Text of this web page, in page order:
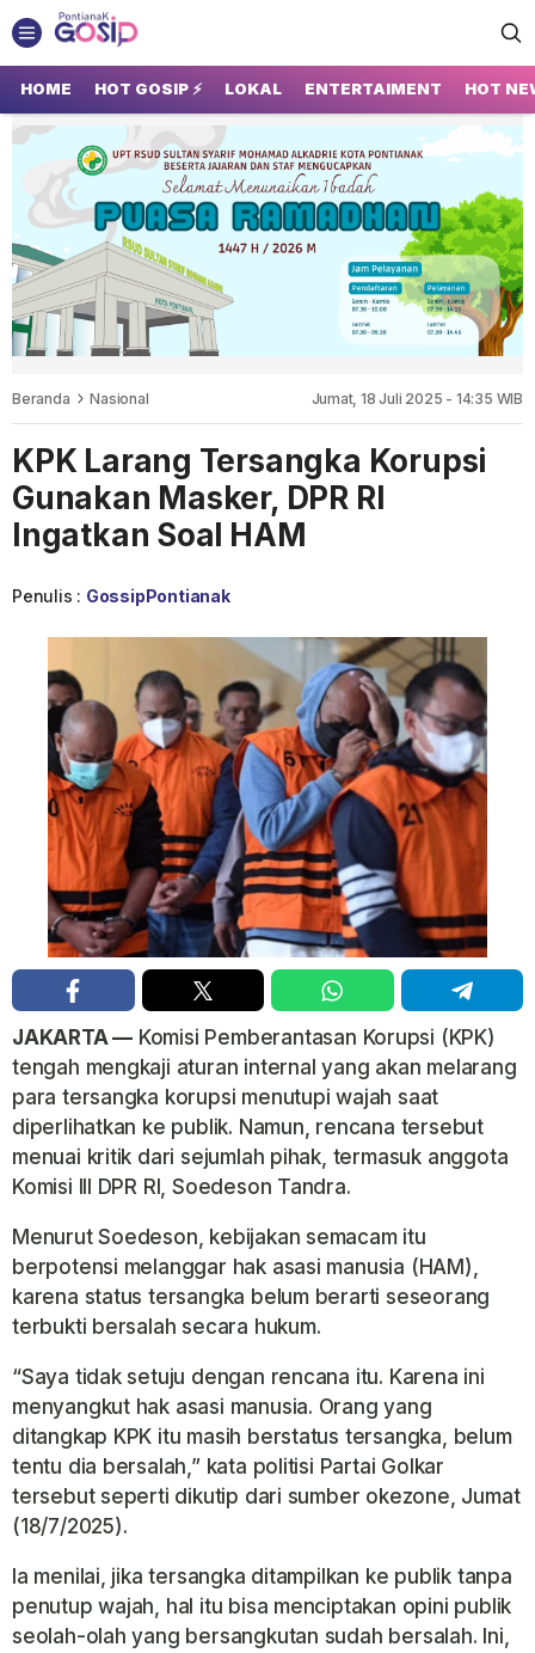
GOSIP PONTIANAK
Tempatnya Gosip Terupdate Pontianak
HOME HOT GOSIP ⚡ LOKAL ENTERTAIMENT HOT
Beranda Nasional Jumat, 18 Juli 2025 - 14:35 WIB
KPK Larang Tersangka Korupsi
Gunakan Masker, DPR RI
Ingatkan Soal HAM
Penulis : GossipPontianak
JAKARTA — Komisi Pemberantasan Korupsi (KPK)
tengah mengkaji aturan internal yang akan melarang
para tersangka korupsi menutupi wajah saat
diperlihatkan ke publik. Namun, rencana tersebut
menuai kritik dari sejumlah pihak, termasuk anggota
Komisi III DPR RI, Soedeson Tandra.
Menurut Soedeson, kebijakan semacam itu
berpotensi melanggar hak asasi manusia (HAM),
karena status tersangka belum berarti seseorang
terbukti bersalah secara hukum.
“Saya tidak setuju dengan rencana itu. Karena ini
menyangkut hak asasi manusia. Orang yang
ditangkap KPK itu masih berstatus tersangka, belum
tentu dia bersalah,” kata politisi Partai Golkar
tersebut seperti dikutip dari sumber okezone, Jumat
(18/7/2025).
Ia menilai, jika tersangka ditampilkan ke publik tanpa
penutup wajah, hal itu bisa menciptakan opini publik
seolah-olah yang bersangkutan sudah bersalah. Ini,